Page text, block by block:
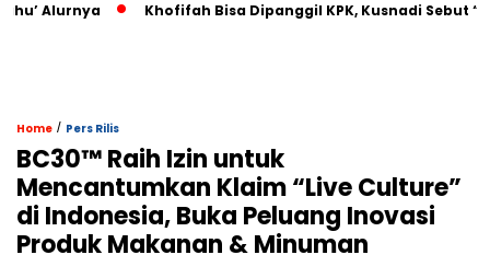
Alurnya Khofifah Bisa Dipanggil KPK, Kusnadi Sebut “Pasti
Home / Pers Rilis
BC30™ Raih Izin untuk
Mencantumkan Klaim “Live Culture”
di Indonesia, Buka Peluang Inovasi
Produk Makanan & Minuman